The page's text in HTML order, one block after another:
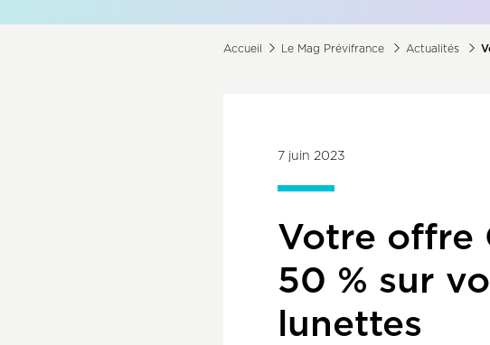
Fil
Accueil Le Mag Prévifrance Actualités
7 juin 2023
Votre offre
50 % sur
lunettes